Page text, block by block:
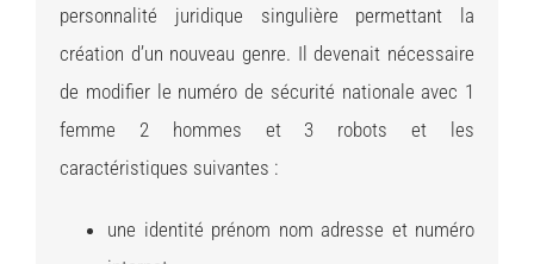
personnalité juridique singulière permettant la
création d’un nouveau genre. Il devenait nécessaire
de modifier le numéro de sécurité nationale avec 1
femme 2 hommes et 3 robots et les
caractéristiques suivantes :
une identité prénom nom adresse et numéro